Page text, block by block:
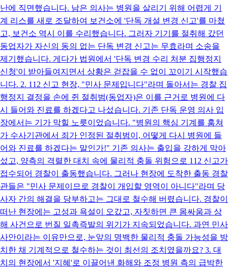
난에 직면했습니다. 남은 의사는 병원을 살리기 위해 어렵게 기
계 리스를 새로 조달하여 보건소에 '단독 개설 변경 신고'를 마쳤
고, 보건소 역시 이를 수리했습니다. 그러자 기기를 절취해 갔던
동업자가 자신의 동의 없는 단독 변경 신고는 무효라며 소송을
제기했습니다. 게다가 법원에서 '단독 변경 수리 처분 집행정지
신청'이 받아들여지면서 상황은 걷잡을 수 없이 꼬이기 시작했습
니다. 2. 112 신고 현장, "민사 문제입니다"라며 돌아서는 경찰 집
행정지 결정을 손에 쥔 절취범(동업자)은 이를 근거로 병원에 다
시 들어와 진료를 하겠다고 나섰습니다. 기존 단독 운영 의사 입
장에서는 기가 막힐 노릇이었습니다. "병원의 핵심 기계를 훔쳐
가 수사기관에서 죄가 인정된 절취범이, 어떻게 다시 병원에 들
어와 진료를 하겠다는 말인가!" 기존 의사는 출입을 강하게 막아
섰고, 양측의 격렬한 대치 속에 물리적 충돌 위험으로 112 신고가
접수되어 경찰이 출동했습니다. 그러나 현장에 도착한 출동 경찰
관들은 "민사 문제이므로 경찰이 개입할 영역이 아니다"라며 당
사자 간의 해결을 당부하고는 그대로 철수해 버렸습니다. 경찰이
떠난 현장에는 고성과 욕설이 오갔고, 자칫하면 큰 몸싸움과 상
해 사건으로 번질 일촉즉발의 위기가 지속되었습니다. 과연 민사
사안이라는 이유만으로, 눈앞의 명백한 물리적 충돌 가능성을 방
치한 채 기계적으로 철수하는 것이 최선의 조치였을까요? 3. 대
치의 현장에서 '지혜'로 이끌어낸 화해와 조정 병원 측의 급박한